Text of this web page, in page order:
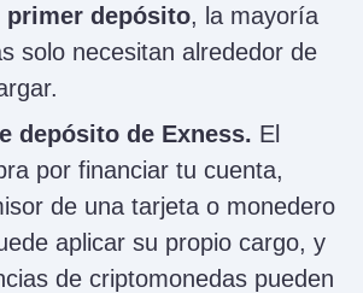
primer depósito, la mayoría
solo necesitan alrededor de
depósito de Exness. El
por financiar tu cuenta,
de una tarjeta o monedero
aplicar su propio cargo, y
de criptomonedas pueden